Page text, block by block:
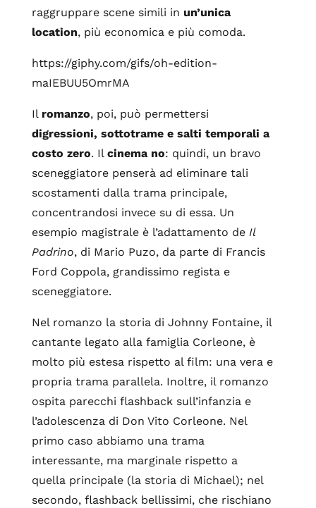
raggruppare scene simili in un’unica
location, più economica e più comoda.
https://giphy.com/gifs/oh-edition-
maIEBUU5OmrMA
Il romanzo, poi, può permettersi
digressioni, sottotrame e salti temporali a
costo zero. Il cinema no: quindi, un bravo
sceneggiatore penserà ad eliminare tali
scostamenti dalla trama principale,
concentrandosi invece su di essa. Un
esempio magistrale è l’adattamento deIl
Padrino, di Mario Puzo, da parte di Francis
Ford Coppola, grandissimo regista e
sceneggiatore.
Nel romanzo la storia di Johnny Fontaine, il
cantante legato alla famiglia Corleone, è
molto più estesa rispetto al film: una vera e
propria trama parallela. Inoltre, il romanzo
ospita parecchi flashback sull’infanzia e
l’adolescenza di Don Vito Corleone. Nel
primo caso abbiamo una trama
interessante, ma marginale rispetto a
quella principale (la storia di Michael); nel
secondo, flashback bellissimi, che rischiano